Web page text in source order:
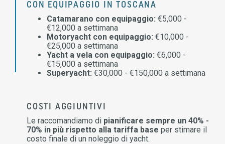
CON EQUIPAGGIO IN TOSCANA
Catamarano con equipaggio: €5,000 -
€12,000 a settimana
Motoryacht con equipaggio: €10,000 -
€25,000 a settimana
Yacht a vela con equipaggio: €6,000 -
€15,000 a settimana
Superyacht: €30,000 - €150,000 a settimana
COSTI AGGIUNTIVI
Le raccomandiamo di pianificare sempre un 40% -
70% in più rispetto alla tariffa base per stimare il
costo finale di un noleggio di yacht.